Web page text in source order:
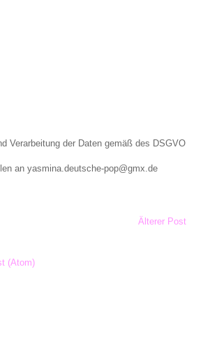
Verarbeitung der Daten gemäß des DSGVO
an yasmina.deutsche-pop@gmx.de
Älterer Post
(Atom)